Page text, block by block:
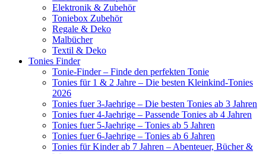
Elektronik & Zubehör
Toniebox Zubehör
Regale & Deko
Malbücher
Textil & Deko
Tonies Finder
Tonie-Finder – Finde den perfekten Tonie
Tonies für 1 & 2 Jahre – Die besten Kleinkind-Tonies
2026
Tonies fuer 3-Jaehrige – Die besten Tonies ab 3 Jahren
Tonies fuer 4-Jaehrige – Passende Tonies ab 4 Jahren
Tonies fuer 5-Jaehrige – Tonies ab 5 Jahren
Tonies fuer 6-Jaehrige – Tonies ab 6 Jahren
Tonies für Kinder ab 7 Jahren – Abenteuer, Bücher &